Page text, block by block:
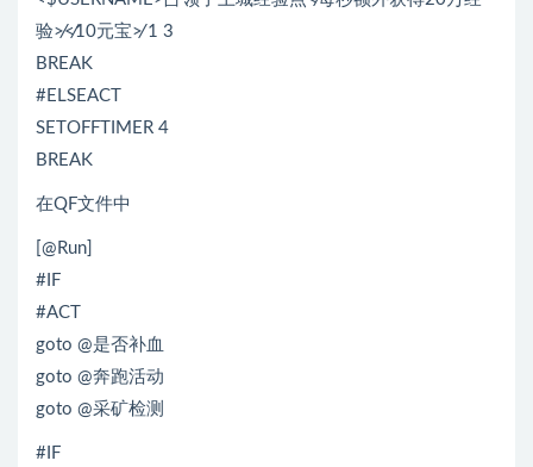
验≯≮10元宝≯ 1 3
BREAK
#ELSEACT
SETOFFTIMER 4
BREAK
在QF文件中
[@Run]
#IF
#ACT
goto @是否补血
goto @奔跑活动
goto @采矿检测
#IF